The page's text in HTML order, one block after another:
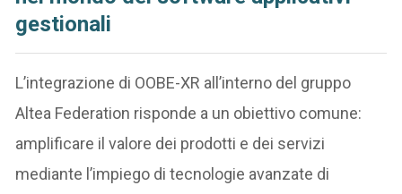
gestionali
L’integrazione di OOBE-XR all’interno del gruppo
Altea Federation risponde a un obiettivo comune:
amplificare il valore dei prodotti e dei servizi
mediante l’impiego di tecnologie avanzate di